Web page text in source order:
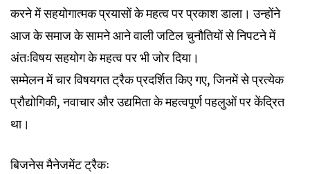
करने में सहयोगात्मक प्रयासों के महत्व पर प्रकाश डाला। उन्होंने
आज के समाज के सामने आने वाली जटिल चुनौतियों से निपटने में
अंतःविषय सहयोग के महत्व पर भी जोर दिया।
सम्मेलन में चार विषयगत ट्रैक प्रदर्शित किए गए, जिनमें से प्रत्येक
प्रौद्योगिकी, नवाचार और उद्यमिता के महत्वपूर्ण पहलुओं पर केंद्रित
था।
बिजनेस मैनेजमेंट ट्रैकः